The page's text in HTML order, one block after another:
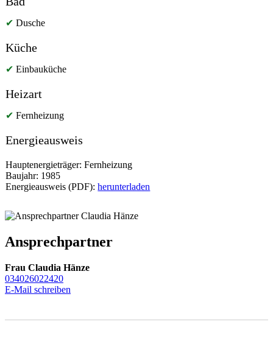
✔ Dusche
Küche
✔ Einbauküche
Heizart
✔ Fernheizung
Energieausweis
Hauptenergieträger: Fernheizung
Baujahr: 1985
Energieausweis (PDF):herunterladen
Ansprechpartner
Frau Claudia Hänze
034026022420
E-Mail schreiben